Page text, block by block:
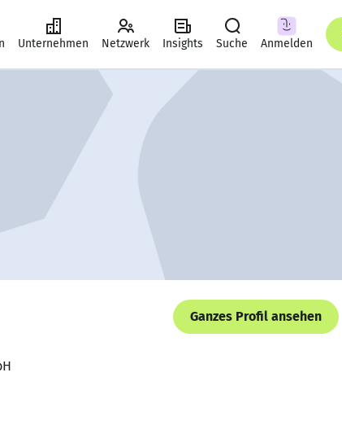
Unternehmen Netzwerk Insights Suche Anmelden
Ganzes Profil ansehen